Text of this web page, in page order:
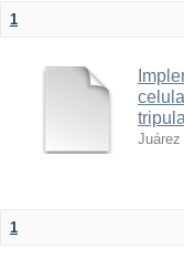
1
Juárez
1